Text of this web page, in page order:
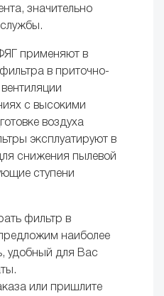
значительно
применяют в
в приточно-
с высокими
воздуха
эксплуатируют в
снижения пылевой
ступени
фильтр в
наиболее
удобный для Вас
или пришлите